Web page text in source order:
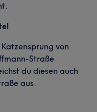
von
Straße
du diesen auch
aus.